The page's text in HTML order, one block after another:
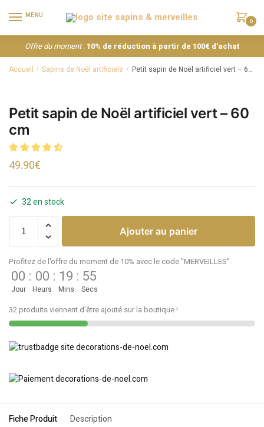
MENU
0
Offre du moment: 10% de réduction à partir de 100€ d’achat
Accueil / Sapins de Noël artificiels / Petit sapin de Noël artificiel vert – 60 cm
Petit sapin de Noël artificiel vert – 60
cm
49.90€
32 en stock
Ajouter au panier
Profitez de l'offre du moment de 10% avec le code "MERVEILLES"
00
Jour
: 00
Heurs
: 19
Mins
: 55
Secs
32 produits viennent d'être ajouté sur la boutique !
Fiche Produit Description